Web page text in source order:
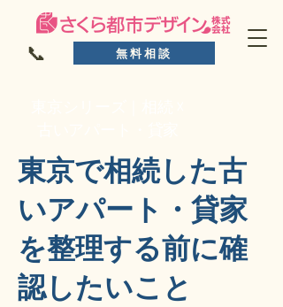
📞 無料相談
東京で相続した古
いアパート・貸家
を整理する前に確
認したいこと